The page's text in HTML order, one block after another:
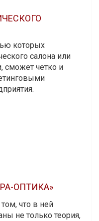
которых
салона или
сможет четко и
ОПТИКА»
что в ней
не только теория,